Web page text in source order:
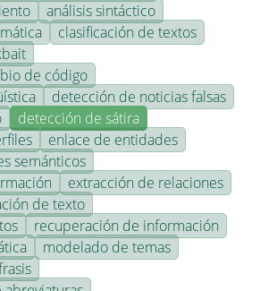
análisis sintáctico
clasificación de textos
de código
detección de noticias falsas
detección de sátira
enlace de entidades
semánticos
extracción de relaciones
de texto
recuperación de información
modelado de temas